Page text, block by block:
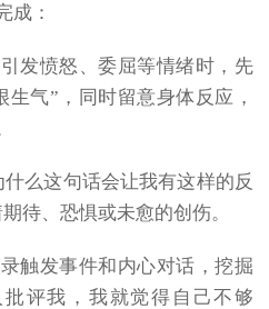
成：
发愤怒、委屈等情绪时，先
气”，同时留意身体反应，
么这句话会让我有这样的反
待、恐惧或未愈的创伤。
触发事件和内心对话，挖掘
评我，我就觉得自己不够